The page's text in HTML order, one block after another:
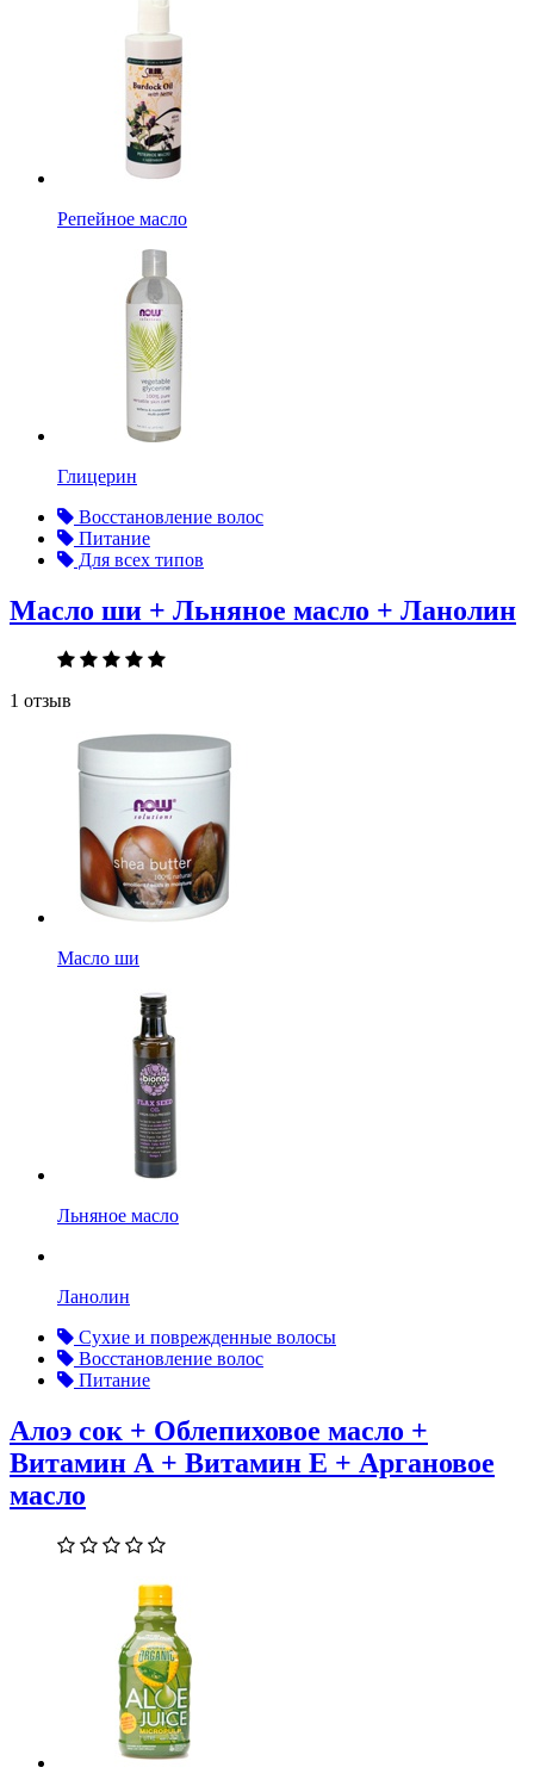
Репейное масло
Глицерин
Восстановление волос
Питание
Для всех типов
Масло ши + Льняное масло + Ланолин
1 отзыв
Масло ши
Льняное масло
Ланолин
Сухие и поврежденные волосы
Восстановление волос
Питание
Алоэ сок + Облепиховое масло +
Витамин А + Витамин Е + Аргановое
масло